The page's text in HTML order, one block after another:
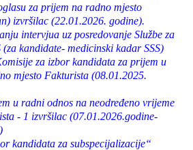
za prijem na radno mjesto
izvršilac (22.01.2026. godine).
intervjua uz posredovanje Službe za
kandidate- medicinski kadar SSS)
za izbor kandidata za prijem u
mjesto Fakturista (08.01.2025.
u radni odnos na neodređeno vrijeme
- 1 izvršilac (07.01.2026.godine-
kandidata za subspecijalizacije“